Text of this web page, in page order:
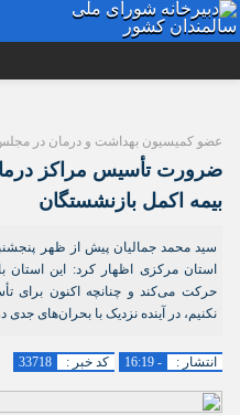
توییتر
آپارات رمز عبور
مرا به خاطر بسپار
عضو کمیسیون بهداشت و درمان در
ضرورت تأسیس مراکز
بیمه اکمل بازنشستگان
سید محمد جمالیان پیش از ظهر
استان مرکزی اظهار کرد: این
حرکت می‌کند و چنانچه اکنون برای
نکنیم، در آینده نزدیک با بحران‌های
انتشار : - 16:19 کد خبر : 33718
دیدگاه های ارسال شده توسط
منتشر خواهد شد.
پیام هایی که حاوی تهمت یا افترا